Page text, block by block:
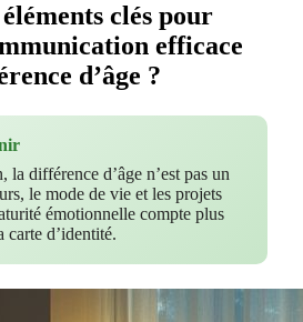
clés pour
efficace
d’âge ?
la différence d’âge n’est pas un
le mode de vie et les projets
émotionnelle compte plus
d’identité.